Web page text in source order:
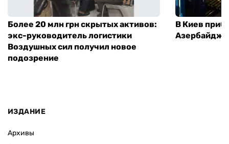
Более 20 млн грн скрытых активов:
экс-руководитель логистики
Воздушных сил получил новое
подозрение
В Киев
ИЗДАНИЕ
Архивы